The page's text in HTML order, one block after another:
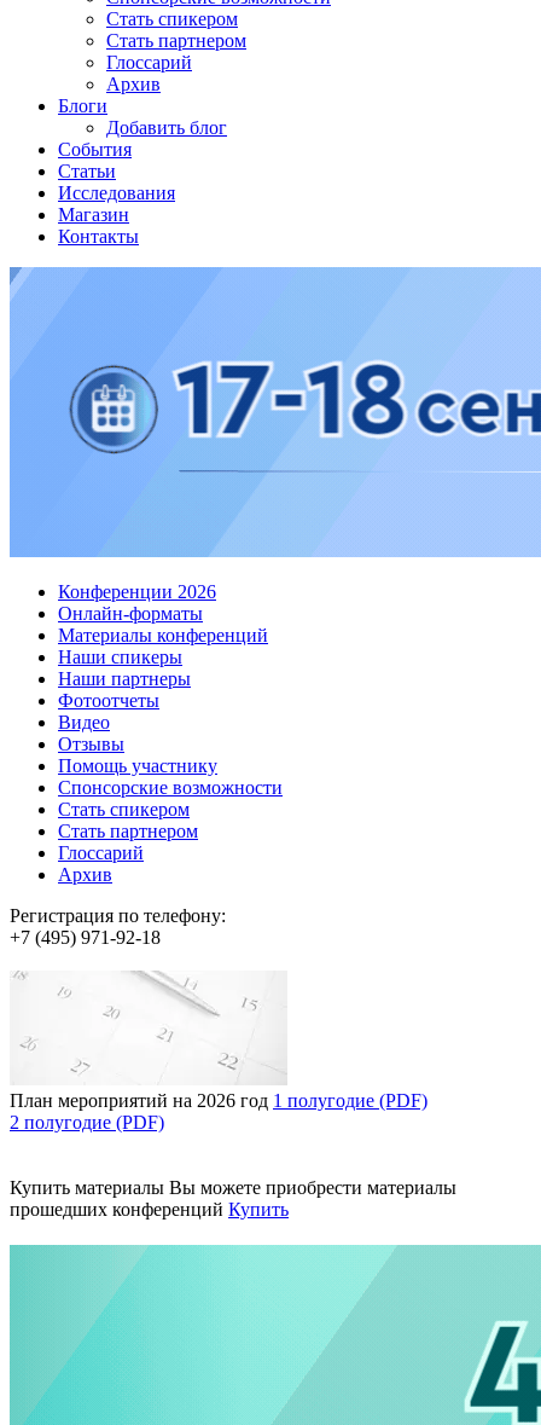
Стать спикером
Стать партнером
Глоссарий
Архив
Блоги
Добавить блог
События
Статьи
Исследования
Магазин
Контакты
Конференции 2026
Онлайн-форматы
Материалы конференций
Наши спикеры
Наши партнеры
Фотоотчеты
Видео
Отзывы
Помощь участнику
Спонсорские возможности
Стать спикером
Стать партнером
Глоссарий
Архив
Регистрация по телефону:
+7 (495) 971-92-18
План мероприятий на 2026 год 1 полугодие (PDF)
2 полугодие (PDF)
Купить материалы Вы можете приобрести материалы
прошедших конференций Купить